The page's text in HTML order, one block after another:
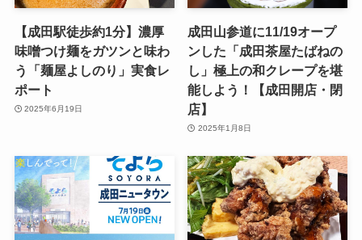
【成田駅徒歩約1分】濃厚
味噌つけ麺をガツンと味わ
う「麺屋よしのり」実食レ
ポート
2025年6月19日
成田山参道に11/19オープ
ンした「成田茶屋たばねの
し」極上の和クレープを堪
能しよう！【成田開店・閉
店】
2025年1月8日